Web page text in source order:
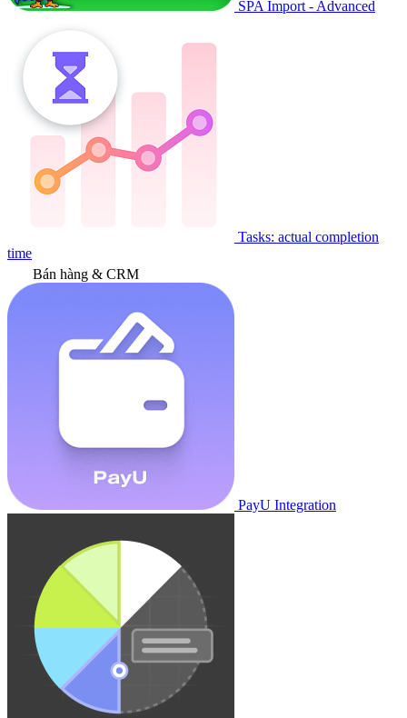
SPA Import - Advanced
Tasks: actual completion
time
Bán hàng & CRM
PayU Integration